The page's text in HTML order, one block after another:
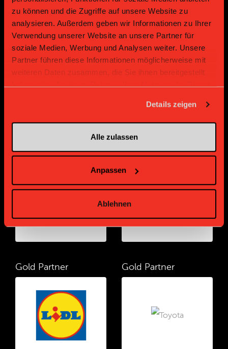
zu können und die Zugriffe auf unsere Website zu
analysieren. Außerdem geben wir Informationen zu Ihrer
Verwendung unserer Website an unsere Partner für
soziale Medien, Werbung und Analysen weiter. Unsere
Partner führen diese Informationen möglicherweise mit
weiteren Daten zusammen, die Sie ihnen bereitgestellt
Details zeigen
Alle zulassen
Anpassen
Ablehnen
Sponsoren und Partner
Platin Partner
Gold Partner Gold Partner
Gold Partner Gold Partner